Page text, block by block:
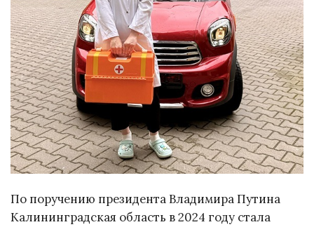
По поручению президента Владимира Путина
Калининградская область в 2024 году стала